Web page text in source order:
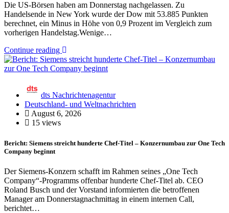
Die US-Börsen haben am Donnerstag nachgelassen. Zu
Handelsende in New York wurde der Dow mit 53.885 Punkten
berechnet, ein Minus in Höhe von 0,9 Prozent im Vergleich zum
vorherigen Handelstag.Wenige…
Continue reading
dts Nachrichtenagentur
Deutschland- und Weltnachrichten
August 6, 2026
15 views
Bericht: Siemens streicht hunderte Chef-Titel – Konzernumbau zur One Tech
Company beginnt
Der Siemens-Konzern schafft im Rahmen seines „One Tech
Company“-Programms offenbar hunderte Chef-Titel ab. CEO
Roland Busch und der Vorstand informierten die betroffenen
Manager am Donnerstagnachmittag in einem internen Call,
berichtet…